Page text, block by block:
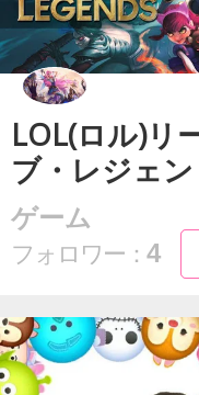
LOL(ロル)リ
ブ・レジェン
ゲーム
フォロワー： 4